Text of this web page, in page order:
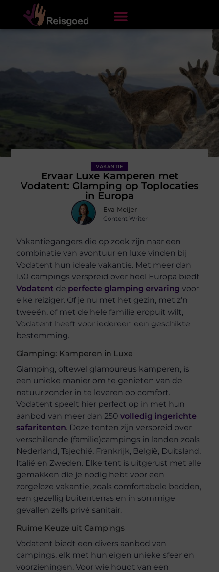
VAKANTIE
Ervaar Luxe Kamperen met
Vodatent: Glamping op Toplocaties
in Europa
Eva Meijer
Content Writer
Vakantiegangers die op zoek zijn naar een
combinatie van avontuur en luxe vinden bij
Vodatent hun ideale vakantie. Met meer dan
130 campings verspreid over heel Europa biedt
Vodatent de perfecte glamping ervaring voor
elke reiziger. Of je nu met het gezin, met z’n
tweeën, of met de hele familie eropuit wilt,
Vodatent heeft voor iedereen een geschikte
bestemming.
Glamping: Kamperen in Luxe
Glamping, oftewel glamoureus kamperen, is
een unieke manier om te genieten van de
natuur zonder in te leveren op comfort.
Vodatent speelt hier perfect op in met hun
aanbod van meer dan 250volledig ingerichte
safaritenten. Deze tenten zijn verspreid over
verschillende (familie)campings in landen zoals
Nederland, Tsjechië, Frankrijk, België, Duitsland,
Italië en Zweden. Elke tent is uitgerust met alle
gemakken die je nodig hebt voor een
zorgeloze vakantie, zoals comfortabele bedden,
een gezellig buitenterras en in sommige
gevallen zelfs privé sanitair.
Ruime Keuze uit Campings
Vodatent biedt een divers aanbod van
campings, elk met hun eigen unieke sfeer en
voorzieningen. Voor wie houdt van een